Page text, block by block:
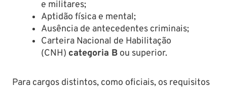
e militares;​
Aptidão física e mental;​
Ausência de antecedentes criminais;​
Carteira Nacional de Habilitação
(CNH) categoria B ou superior.
Para cargos distintos, como oficiais, os requisitos